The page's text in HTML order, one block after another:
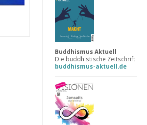
Buddhismus Aktuell
Die buddhistische Zeitschrift
buddhismus-aktuell.de